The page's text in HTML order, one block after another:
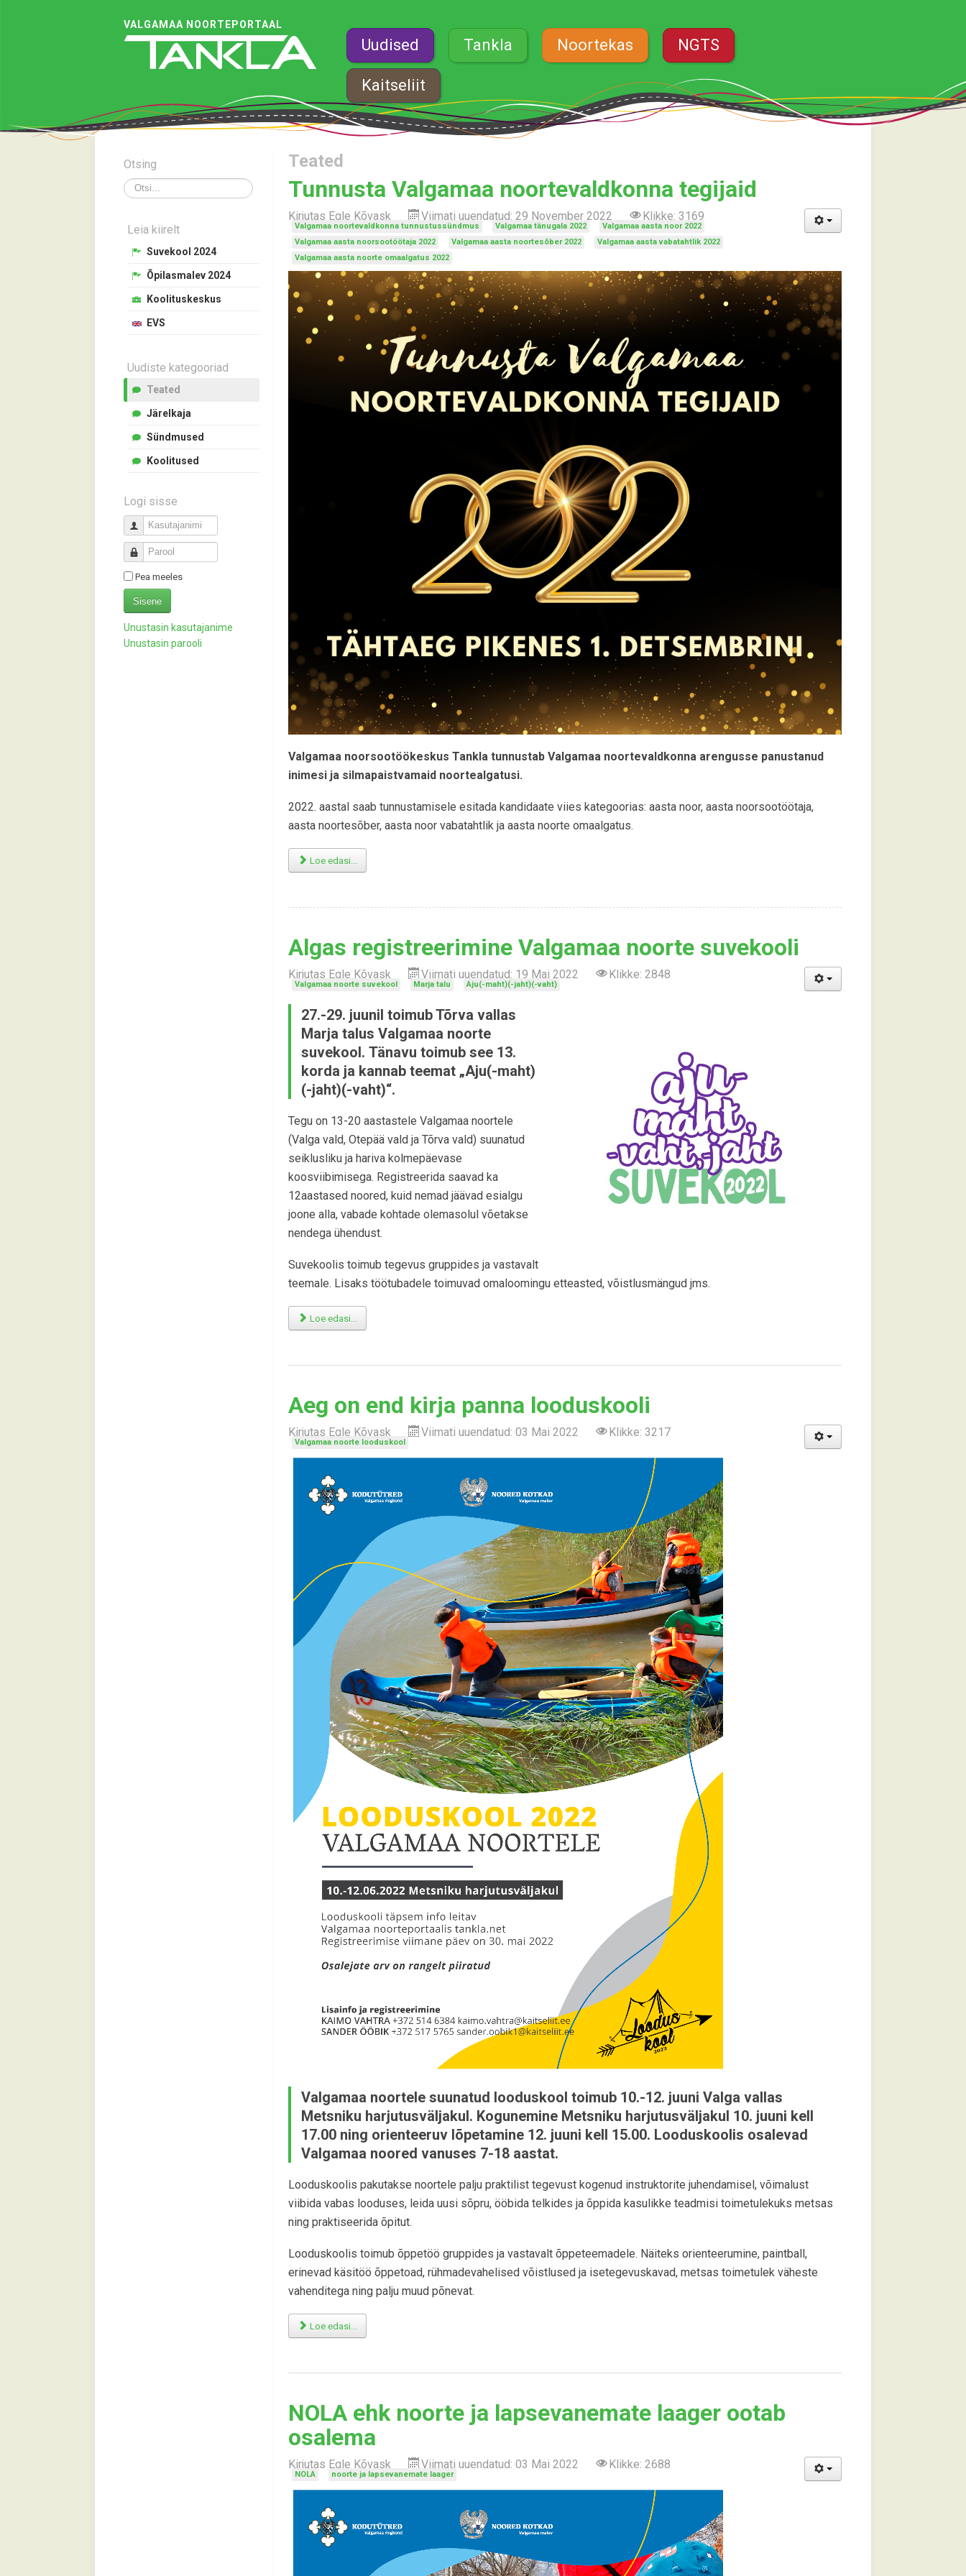
VALGAMAA NOORTEPORTAAL
Uudised Tankla Noortekas NGTS
Kaitseliit
Otsing
Otsi
Leia kiirelt
Suvekool 2024
Õpilasmalev 2024
Koolituskeskus
EVS
Uudiste kategooriad
Teated
Järelkaja
Sündmused
Koolitused
Logi sisse
Kasutajanimi
Parool
Pea meeles
Sisene
Unustasin kasutajanime
Unustasin parooli
Teated
Tunnusta Valgamaa noortevaldkonna tegijaid
Kirjutas Egle Kõvask Viimati uuendatud: 29 November 2022 Klikke: 3169
Valgamaa noortevaldkonna tunnustussündmus Valgamaa tänugala 2022
Valgamaa aasta noor 2022
Valgamaa aasta noorsootöötaja 2022
Valgamaa aasta noortesõber 2022
Valgamaa aasta vabatahtlik 2022
Valgamaa aasta noorte omaalgatus 2022
Valgamaa noorsootöökeskus Tankla tunnustab Valgamaa noortevaldkonna arengusse panustanud
inimesi ja silmapaistvamaid noortealgatusi.
2022. aastal saab tunnustamisele esitada kandidaate viies kategoorias: aasta noor, aasta noorsootöötaja,
aasta noortesõber, aasta noor vabatahtlik ja aasta noorte omaalgatus.
Loe edasi...
Algas registreerimine Valgamaa noorte suvekooli
Kirjutas Egle Kõvask Viimati uuendatud: 19 Mai 2022 Klikke: 2848
Valgamaa noorte suvekool Marja talu Aju(-maht)(-jaht)(-vaht)
27.-29. juunil toimub Tõrva vallas
Marja talus Valgamaa noorte
suvekool. Tänavu toimub see 13.
korda ja kannab teemat „Aju(-maht)
(-jaht)(-vaht)“.
Tegu on 13-20 aastastele Valgamaa noortele
(Valga vald, Otepää vald ja Tõrva vald) suunatud
seiklusliku ja hariva kolmepäevase
koosviibimisega. Registreerida saavad ka
12aastased noored, kuid nemad jäävad esialgu
joone alla, vabade kohtade olemasolul võetakse
nendega ühendust.
Suvekoolis toimub tegevus gruppides ja vastavalt
teemale. Lisaks töötubadele toimuvad omaloomingu etteasted, võistlusmängud jms.
Loe edasi...
Aeg on end kirja panna looduskooli
Kirjutas Egle Kõvask Viimati uuendatud: 03 Mai 2022 Klikke: 3217
Valgamaa noorte looduskool
Valgamaa noortele suunatud looduskool toimub 10.-12. juuni Valga vallas
Metsniku harjutusväljakul. Kogunemine Metsniku harjutusväljakul 10. juuni kell
17.00 ning orienteeruv lõpetamine 12. juuni kell 15.00. Looduskoolis osalevad
Valgamaa noored vanuses 7-18 aastat.
Looduskoolis pakutakse noortele palju praktilist tegevust kogenud instruktorite juhendamisel, võimalust
viibida vabas looduses, leida uusi sõpru, ööbida telkides ja õppida kasulikke teadmisi toimetulekuks metsas
ning praktiseerida õpitut.
Looduskoolis toimub õppetöö gruppides ja vastavalt õppeteemadele. Näiteks orienteerumine, paintball,
erinevad käsitöö õppetoad, rühmadevahelised võistlused ja isetegevuskavad, metsas toimetulek väheste
vahenditega ning palju muud põnevat.
Loe edasi...
NOLA ehk noorte ja lapsevanemate laager ootab
osalema
Kirjutas Egle Kõvask Viimati uuendatud: 03 Mai 2022 Klikke: 2688
NOLA noorte ja lapsevanemate laager